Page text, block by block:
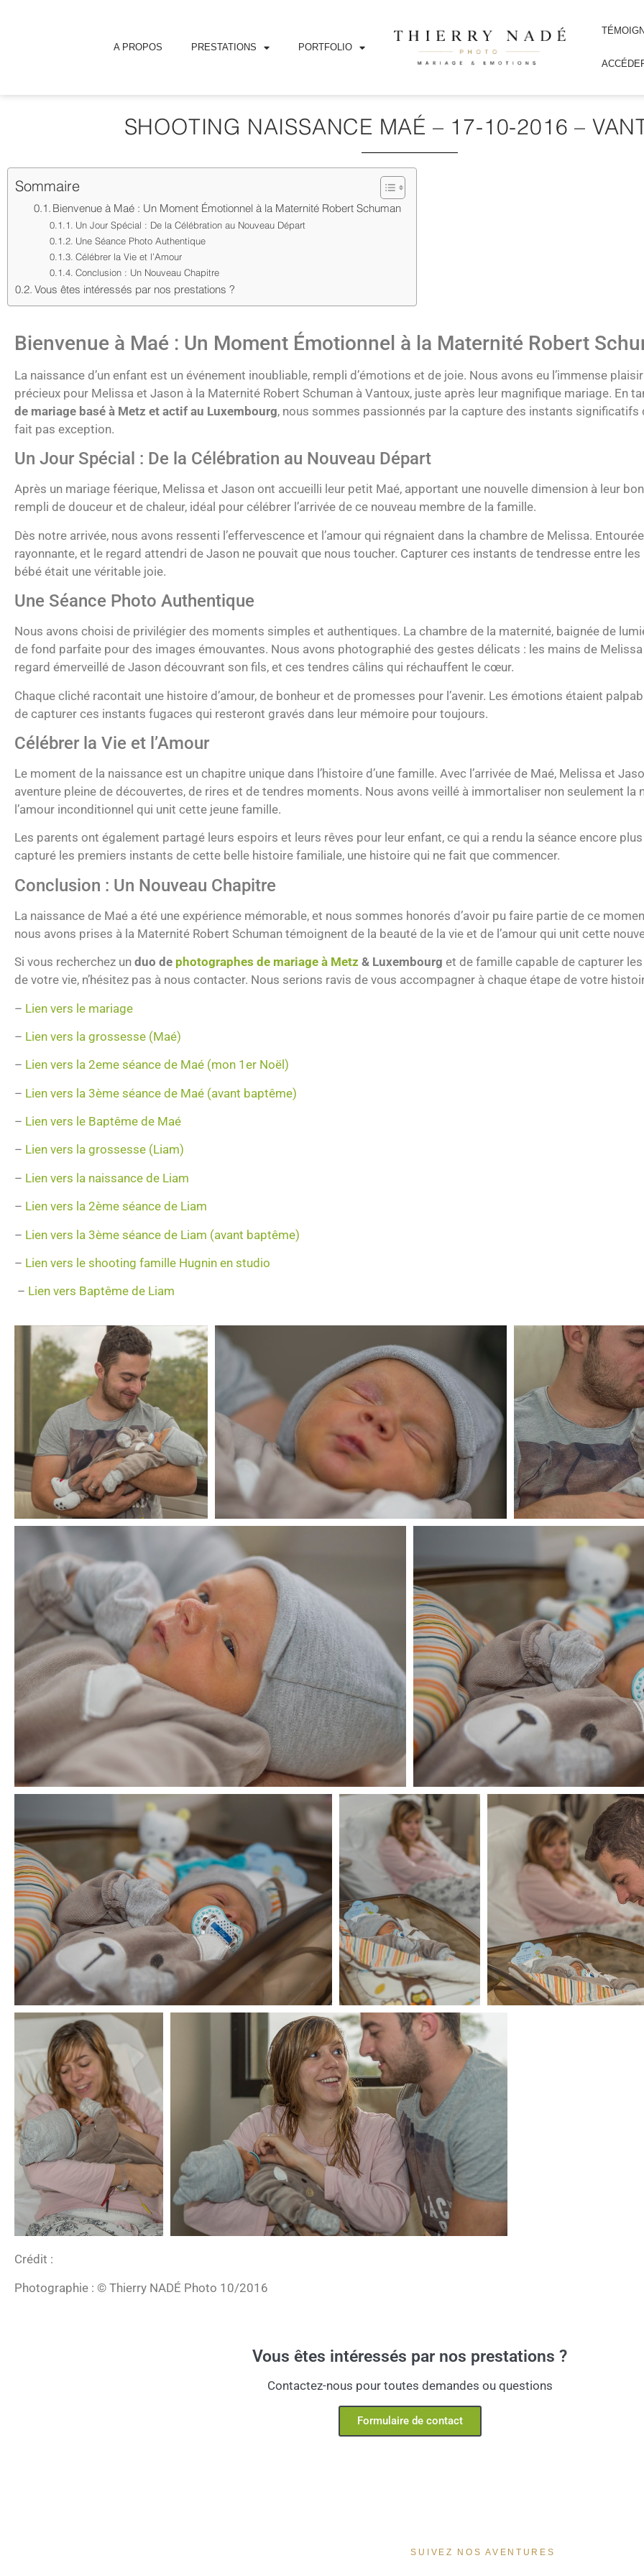
A PROPOS PRESTATIONS PORTFOLIO
SHOOTING NAISSANCE MAÉ – 17-10-2016 –
Sommaire
Bienvenue à Maé : Un Moment Émotionnel à la Maternité Robert Schuman
Un Jour Spécial : De la Célébration au Nouveau Départ
Une Séance Photo Authentique
Célébrer la Vie et l’Amour
Conclusion : Un Nouveau Chapitre
Vous êtes intéressés par nos prestations ?
Bienvenue à Maé : Un Moment Émotionnel à la Maternité Robert
La naissance d’un enfant est un événement inoubliable, rempli d’émotions et de joie. Nous avons eu l’immense
précieux pour Melissa et Jason à la Maternité Robert Schuman à Vantoux, juste après leur magnifique mariage. En
de mariage basé à Metz et actif au Luxembourg, nous sommes passionnés par la capture des instants significatifs
fait pas exception.
Un Jour Spécial : De la Célébration au Nouveau Départ
Après un mariage féerique, Melissa et Jason ont accueilli leur petit Maé, apportant une nouvelle dimension à leur
rempli de douceur et de chaleur, idéal pour célébrer l’arrivée de ce nouveau membre de la famille.
Dès notre arrivée, nous avons ressenti l’effervescence et l’amour qui régnaient dans la chambre de Melissa.
rayonnante, et le regard attendri de Jason ne pouvait que nous toucher. Capturer ces instants de tendresse entre
bébé était une véritable joie.
Une Séance Photo Authentique
Nous avons choisi de privilégier des moments simples et authentiques. La chambre de la maternité, baignée de
de fond parfaite pour des images émouvantes. Nous avons photographié des gestes délicats : les mains de
regard émerveillé de Jason découvrant son fils, et ces tendres câlins qui réchauffent le cœur.
Chaque cliché racontait une histoire d’amour, de bonheur et de promesses pour l’avenir. Les émotions étaient
de capturer ces instants fugaces qui resteront gravés dans leur mémoire pour toujours.
Célébrer la Vie et l’Amour
Le moment de la naissance est un chapitre unique dans l’histoire d’une famille. Avec l’arrivée de Maé, Melissa et
aventure pleine de découvertes, de rires et de tendres moments. Nous avons veillé à immortaliser non seulement la
l’amour inconditionnel qui unit cette jeune famille.
Les parents ont également partagé leurs espoirs et leurs rêves pour leur enfant, ce qui a rendu la séance encore
capturé les premiers instants de cette belle histoire familiale, une histoire qui ne fait que commencer.
Conclusion : Un Nouveau Chapitre
La naissance de Maé a été une expérience mémorable, et nous sommes honorés d’avoir pu faire partie de ce
nous avons prises à la Maternité Robert Schuman témoignent de la beauté de la vie et de l’amour qui unit cette
Si vous recherchez un duo de photographes de mariage à Metz & Luxembourg et de famille capable de capturer
de votre vie, n’hésitez pas à nous contacter. Nous serions ravis de vous accompagner à chaque étape de votre
– Lien vers le mariage
– Lien vers la grossesse (Maé)
– Lien vers la 2eme séance de Maé (mon 1er Noël)
– Lien vers la 3ème séance de Maé (avant baptême)
– Lien vers le Baptême de Maé
– Lien vers la grossesse (Liam)
– Lien vers la naissance de Liam
– Lien vers la 2ème séance de Liam
– Lien vers la 3ème séance de Liam (avant baptême)
– Lien vers le shooting famille Hugnin en studio
– Lien vers Baptême de Liam
Crédit :
Photographie : © Thierry NADÉ Photo 10/2016
Vous êtes intéressés par nos prestations ?
Contactez-nous pour toutes demandes ou questions
Formulaire de contact
SUIVEZ NOS AVENTURES